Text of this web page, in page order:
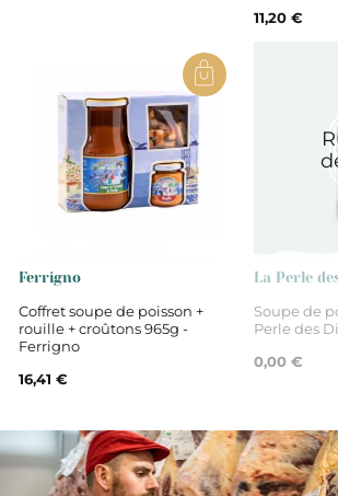
11,20 €
Ferrigno
Coffret soupe de poisson +
rouille + croûtons 965g -
Ferrigno
16,41 €
La Perle
Soupe de
Perle des
0,00 €